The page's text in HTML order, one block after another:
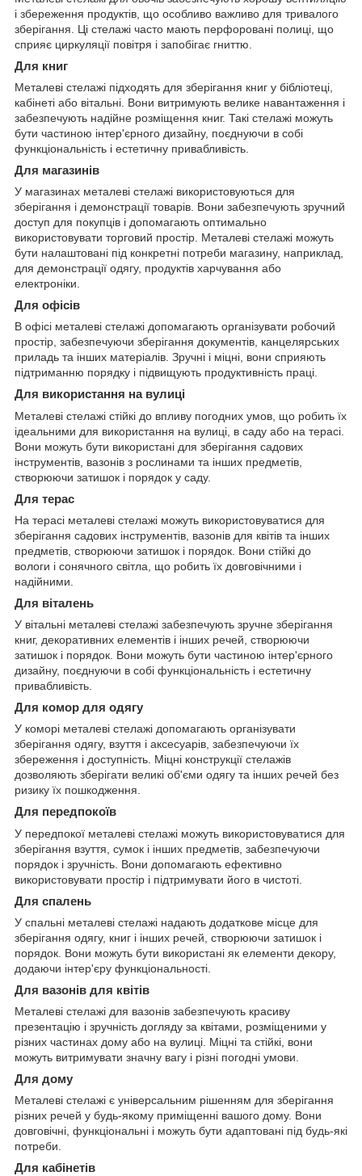
і збереження продуктів, що особливо важливо для тривалого
зберігання. Ці стелажі часто мають перфоровані полиці, що
сприяє циркуляції повітря і запобігає гниттю.
Для книг
Металеві стелажі підходять для зберігання книг у бібліотеці,
кабінеті або вітальні. Вони витримують велике навантаження і
забезпечують надійне розміщення книг. Такі стелажі можуть
бути частиною інтер'єрного дизайну, поєднуючи в собі
функціональність і естетичну привабливість.
Для магазинів
У магазинах металеві стелажі використовуються для
зберігання і демонстрації товарів. Вони забезпечують зручний
доступ для покупців і допомагають оптимально
використовувати торговий простір. Металеві стелажі можуть
бути налаштовані під конкретні потреби магазину, наприклад,
для демонстрації одягу, продуктів харчування або
електроніки.
Для офісів
В офісі металеві стелажі допомагають організувати робочий
простір, забезпечуючи зберігання документів, канцелярських
приладь та інших матеріалів. Зручні і міцні, вони сприяють
підтриманню порядку і підвищують продуктивність праці.
Для використання на вулиці
Металеві стелажі стійкі до впливу погодних умов, що робить їх
ідеальними для використання на вулиці, в саду або на терасі.
Вони можуть бути використані для зберігання садових
інструментів, вазонів з рослинами та інших предметів,
створюючи затишок і порядок у саду.
Для терас
На терасі металеві стелажі можуть використовуватися для
зберігання садових інструментів, вазонів для квітів та інших
предметів, створюючи затишок і порядок. Вони стійкі до
вологи і сонячного світла, що робить їх довговічними і
надійними.
Для віталень
У вітальні металеві стелажі забезпечують зручне зберігання
книг, декоративних елементів і інших речей, створюючи
затишок і порядок. Вони можуть бути частиною інтер'єрного
дизайну, поєднуючи в собі функціональність і естетичну
привабливість.
Для комор для одягу
У коморі металеві стелажі допомагають організувати
зберігання одягу, взуття і аксесуарів, забезпечуючи їх
збереження і доступність. Міцні конструкції стелажів
дозволяють зберігати великі об'єми одягу та інших речей без
ризику їх пошкодження.
Для передпокоїв
У передпокої металеві стелажі можуть використовуватися для
зберігання взуття, сумок і інших предметів, забезпечуючи
порядок і зручність. Вони допомагають ефективно
використовувати простір і підтримувати його в чистоті.
Для спалень
У спальні металеві стелажі надають додаткове місце для
зберігання одягу, книг і інших речей, створюючи затишок і
порядок. Вони можуть бути використані як елементи декору,
додаючи інтер'єру функціональності.
Для вазонів для квітів
Металеві стелажі для вазонів забезпечують красиву
презентацію і зручність догляду за квітами, розміщеними у
різних частинах дому або на вулиці. Міцні та стійкі, вони
можуть витримувати значну вагу і різні погодні умови.
Для дому
Металеві стелажі є універсальним рішенням для зберігання
різних речей у будь-якому приміщенні вашого дому. Вони
довговічні, функціональні і можуть бути адаптовані під будь-які
потреби.
Для кабінетів